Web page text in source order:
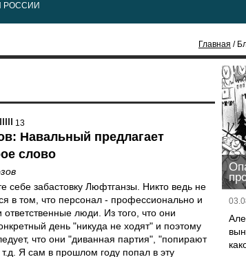
РОССИИ
Главная /
13
Навальный предлагает
слово
себе забастовку Люфтганзы. Никто ведь не
в том, что персонал - профессионально и
ответственные люди. Из того, что они
день "никуда не ходят" и поэтому
что они "диванная партия", "попирают
т.д. Я сам в прошлом году попал в эту